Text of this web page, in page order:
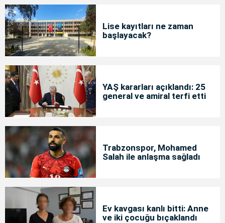
Lise kayıtları ne zaman
başlayacak?
YAŞ kararları açıklandı: 25
general ve amiral terfi etti
Trabzonspor, Mohamed
Salah ile anlaşma sağladı
Ev kavgası kanlı bitti: Anne
ve iki çocuğu bıçaklandı